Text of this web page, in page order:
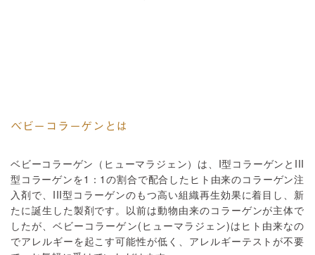
ベビーコラーゲンとは
ベビーコラーゲン（ヒューマラジェン）は、I型コラーゲンとIII
型コラーゲンを1：1の割合で配合したヒト由来のコラーゲン注
入剤で、III型コラーゲンのもつ高い組織再生効果に着目し、新
たに誕生した製剤です。以前は動物由来のコラーゲンが主体で
したが、ベビーコラーゲン(ヒューマラジェン)はヒト由来なの
でアレルギーを起こす可能性が低く、アレルギーテストが不要